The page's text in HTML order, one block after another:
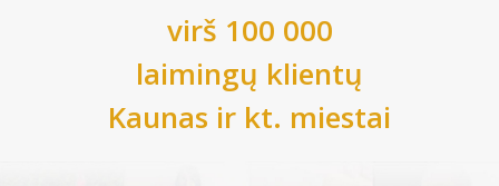
virš 100 000
laimingų klientų
Kaunas ir kt. miestai